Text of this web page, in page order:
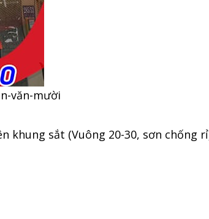
văn-mười
khung sắt (Vuông 20-30, sơn chống